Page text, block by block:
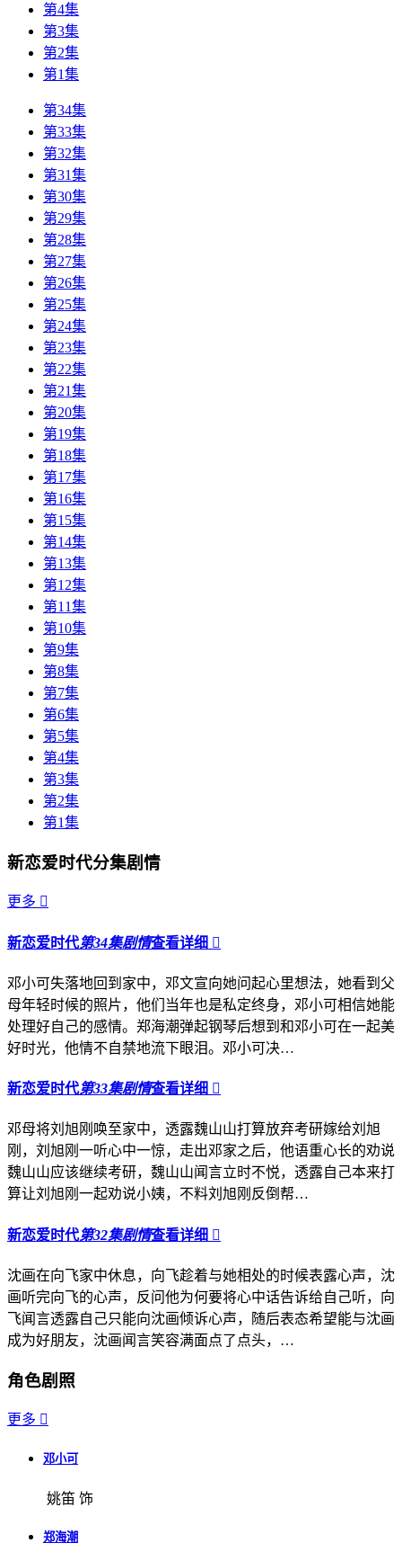
第4集
第3集
第2集
第1集
第34集
第33集
第32集
第31集
第30集
第29集
第28集
第27集
第26集
第25集
第24集
第23集
第22集
第21集
第20集
第19集
第18集
第17集
第16集
第15集
第14集
第13集
第12集
第11集
第10集
第9集
第8集
第7集
第6集
第5集
第4集
第3集
第2集
第1集
新恋爱时代分集剧情
更多 
新恋爱时代第34集剧情查看详细 
邓小可失落地回到家中，邓文宣向她问起心里想法，她看到父
母年轻时候的照片，他们当年也是私定终身，邓小可相信她能
处理好自己的感情。郑海潮弹起钢琴后想到和邓小可在一起美
好时光，他情不自禁地流下眼泪。邓小可决…
新恋爱时代第33集剧情查看详细 
邓母将刘旭刚唤至家中，透露魏山山打算放弃考研嫁给刘旭
刚，刘旭刚一听心中一惊，走出邓家之后，他语重心长的劝说
魏山山应该继续考研，魏山山闻言立时不悦，透露自己本来打
算让刘旭刚一起劝说小姨，不料刘旭刚反倒帮…
新恋爱时代第32集剧情查看详细 
沈画在向飞家中休息，向飞趁着与她相处的时候表露心声，沈
画听完向飞的心声，反问他为何要将心中话告诉给自己听，向
飞闻言透露自己只能向沈画倾诉心声，随后表态希望能与沈画
成为好朋友，沈画闻言笑容满面点了点头，…
角色剧照
更多 
邓小可
姚笛 饰
郑海潮